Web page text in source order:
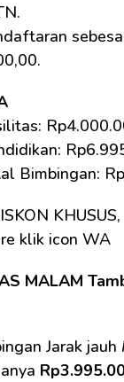
Bimbingan:
klik icon WA
MALAM
Jarak jauh